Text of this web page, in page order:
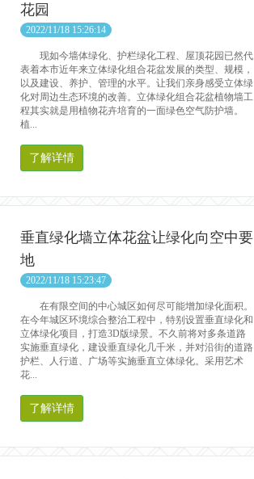
花园
2022/11/18 15:26:14
现如今墙体绿化、护栏绿化工程、屋顶花园已然代
表着本市近年来立体绿化组合花盆发展的类型、规模，
以及建设、养护、管理的水平。让我们亲身感受立体绿
化对周边生态环境的改善。立体绿化组合花盆植物墙工
程其实就是用植物花卉培育的一面绿色空气防护墙。
植...
了解详情
垂直绿化墙立体花盆让绿化向空中要
地
2022/11/18 15:23:47
在有限空间的中心城区如何尽可能增加绿化面积。
在今年城区环境综合整治工程中，特别设置垂直绿化和
立体绿化项目，打造3D版绿景。不久前将对多条道路
实施垂直绿化，建设垂直绿化几千米，并对沿街的道路
护栏、人行道、广场等实施垂直立体绿化。采用艺术
花...
了解详情